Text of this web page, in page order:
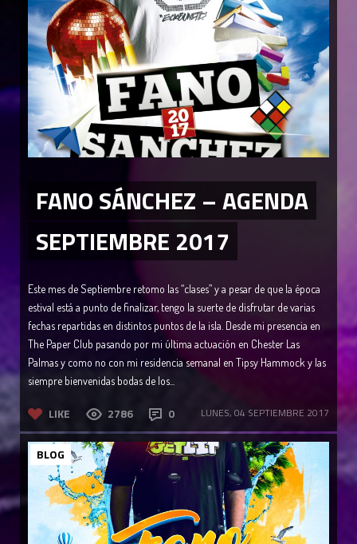
FANO SÁNCHEZ – AGENDA
SEPTIEMBRE 2017
Este mes de Septiembre retomo las “clases” y a pesar de que la época
estival está a punto de finalizar, tengo la suerte de disfrutar de varias
fechas repartidas en distintos puntos de la isla. Desde mi presencia en
The Paper Club pasando por mi última actuación en Chester Las
Palmas y como no con mi residencia semanal en Tipsy Hammock y las
siempre bienvenidas bodas de los...
LIKE 2786 0 LUNES, 04 SEPTIEMBRE 2017
BLOG